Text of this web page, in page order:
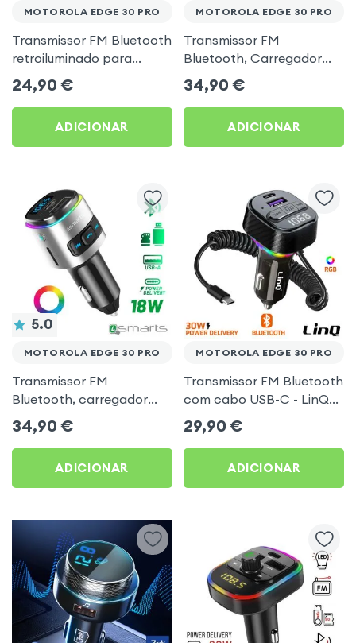
MOTOROLA EDGE 30 PRO
Transmissor FM Bluetooth
retroiluminado para
automóvel com
carregamento USB C
Preto
24,90 €
ADICIONAR
MOTOROLA EDGE 30 PRO
Transmissor FM
Bluetooth, Carregador
para automóvel Muvit
Preto para Motorola Edge
30 Pro
34,90 €
ADICIONAR
5.0
MOTOROLA EDGE 30 PRO
Transmissor FM
Bluetooth, carregador
isqueiro USB / USB-C, Kit
mãos livres Multifunção -
4smarts
34,90 €
ADICIONAR
MOTOROLA EDGE 30 PRO
Transmissor FM Bluetooth
com cabo USB-C - LinQ
para Motorola Edge 30
Pro
29,90 €
ADICIONAR